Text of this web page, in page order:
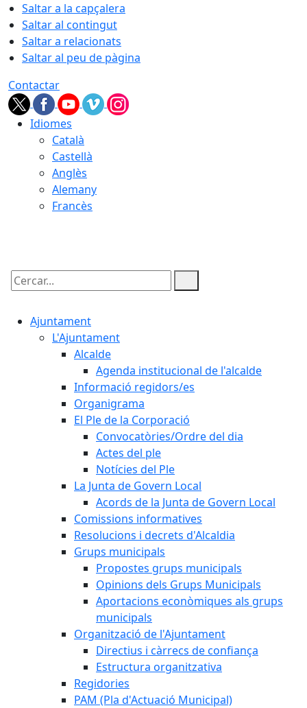
Saltar a la capçalera
Saltar al contingut
Saltar a relacionats
Saltar al peu de pàgina
Contactar
Idiomes
Català
Castellà
Anglès
Alemany
Francès
Cercar:
Ajuntament
L'Ajuntament
Alcalde
Agenda institucional de l'alcalde
Informació regidors/es
Organigrama
El Ple de la Corporació
Convocatòries/Ordre del dia
Actes del ple
Notícies del Ple
La Junta de Govern Local
Acords de la Junta de Govern Local
Comissions informatives
Resolucions i decrets d'Alcaldia
Grups municipals
Propostes grups municipals
Opinions dels Grups Municipals
Aportacions econòmiques als grups
municipals
Organització de l'Ajuntament
Directius i càrrecs de confiança
Estructura organitzativa
Regidories
PAM (Pla d'Actuació Municipal)